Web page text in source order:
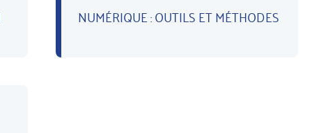
NUMÉRIQUE : OUTILS ET MÉTHODES